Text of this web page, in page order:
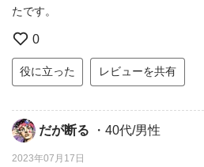
たです。
0
役に立った レビューを共有
だが断る ・40代/男性
2023年07月17日